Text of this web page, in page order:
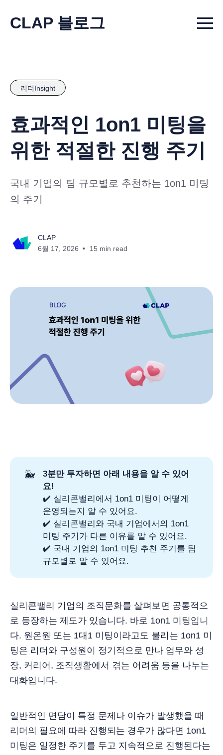
CLAP 블로그 Menu
리더Insight
효과적인 1on1 미팅을
위한 적절한 진행 주기
국내 기업의 팀 규모별로 추천하는 1on1 미팅
의 주기
CLAP
6월 17, 2026
15 min read
🐳
3분만 투자하면 아래 내용을 알 수 있어
요!
✔️ 실리콘밸리에서 1on1 미팅이 어떻게
운영되는지 알 수 있어요.
✔️ 실리콘밸리와 국내 기업에서의 1on1
미팅 주기가 다른 이유를 알 수 있어요.
✔️ 국내 기업의 1on1 미팅 추천 주기를 팀
규모별로 알 수 있어요.
실리콘밸리 기업의 조직문화를 살펴보면 공통적으
로 등장하는 제도가 있습니다. 바로 1on1 미팅입니
다. 원온원 또는 1대1 미팅이라고도 불리는 1on1 미
팅은 리더와 구성원이 정기적으로 만나 업무와 성
장, 커리어, 조직생활에서 겪는 어려움 등을 나누는
대화입니다.
일반적인 면담이 특정 문제나 이슈가 발생했을 때
리더의 필요에 따라 진행되는 경우가 많다면 1on1
미팅은 일정한 주기를 두고 지속적으로 진행된다는